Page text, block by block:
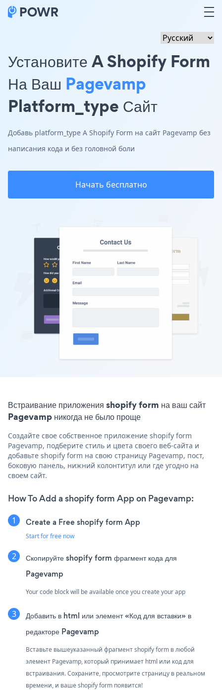
Установите A Shopify Form
На Ваш Pagevamp
Platform_type Сайт
Добавь platform_type A Shopify Form на сайт Pagevamp без
написания кода и без головной боли
Начать бесплатно
Встраивание приложения shopify form на ваш сайт
Pagevamp никогда не было проще
Создайте свое собственное приложение shopify form
Pagevamp, подберите стиль и цвета своего веб-сайта и
добавьте shopify form на свою страницу Pagevamp, пост,
боковую панель, нижний колонтитул или где угодно на
своем сайт.
How To Add a shopify form App on Pagevamp:
Create a Free shopify form App
Start for free now
Скопируйте shopify form фрагмент кода для
Pagevamp
Your code block will be available once you create your app
Добавить в html или элемент «Код для вставки» в
редакторе Pagevamp
Вставьте вышеуказанный фрагмент shopify form в любой
элемент Pagevamp, который принимает html или код для
встраивания. Сохраните, просмотрите страницу в реальном
времени, и ваше shopify form появится!